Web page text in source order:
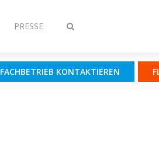
Suche
PRESSE
FACHBETRIEB KONTAKTIEREN